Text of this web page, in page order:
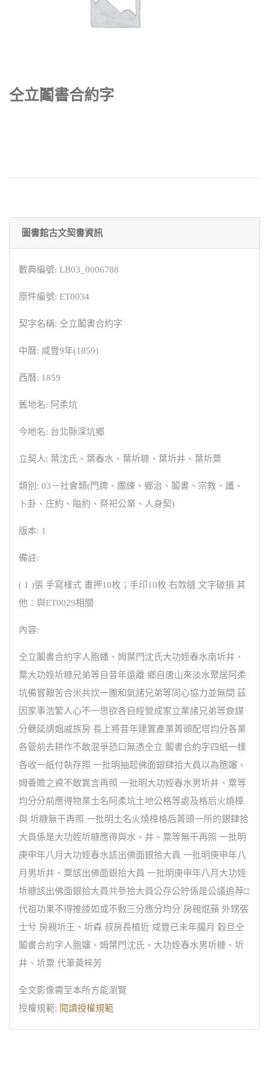
仝立鬮書合約字
圖書館古文契書資訊
數典編號: LB03_0006788
原件編號: ET0034
契字名稱: 仝立鬮書合約字
中曆: 咸豐9年(1859)
西曆: 1859
舊地名: 阿柔坑
今地名: 台北縣深坑鄉
立契人: 葉沈氏、葉春水、葉圻糠、葉圻井、葉圻粟
類別: 03－社會類(門牌、團練、鄉治、鬮書、宗教、讖、
卜卦、庄約、隘約、祭祀公業、人身契)
版本: 1
備註:
( 1 )張 手寫樣式 畫押10枚；手印10枚 右款縫 文字破損 其
他：與ET0029相關
內容:
仝立鬮書合約字人胞嬏、姆葉門沈氏大功姪春水南圻井、
粟大功姪圻糠兄弟等自昔年遠離 鄉自唐山來淡水聚居阿柔
坑備嘗艱苦合米共炊一團和氣諸兄弟等同心協力並無間 茲
因家事浩繁人心不一思欲各自經營成家立業諸兄弟等僉謀
分爨延請姻戚族房 長上將昔年建置產業菁頭配塔均分各業
各管前去耕作不敢混爭恐口無憑仝立 鬮書合約字四紙一樣
各收一紙付執存照 一批明抽起佛面銀肆拾大員以為胞嬸、
姆養贍之資不敢異言再照 一批明大功姪春水男圻井、粟等
均分分前應得物業土名阿柔坑土地公格等處及格后火燒樟
與 圻糠無干再照 一批明土名火燒樟格后菁頭一所的銀肆拾
大員係是大功姪圻糠應得與水、井、粟等無干再照 一批明
庚申年八月大功姪春水該出佛面銀拾大員 一批明庚申年八
月男圻井、粟該出佛面銀拾大員 一批明庚申年八月大功姪
圻糠該出佛面銀拾大員共參拾大員公存公貯係是公議追荐□
代祖功果不得推諉如或不敷三分應分均分 房親焜蘋 外甥張
士兮 房親圻王、圻森 叔房長植近 咸豐已未年臈月 穀旦仝
鬮書合約字人胞嬸、姆葉門沈氏、大功姪春水男圻糠、圻
井、圻粟 代筆黃梓芳
全文影像需至本所方能瀏覽
授權規範: 閱讀授權規範